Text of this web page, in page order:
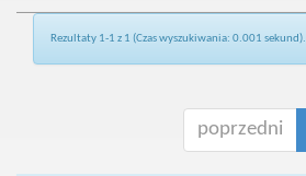
Rezultaty 1-1 z 1 (Czas wyszukiwania: 0.001 sekund).
poprzedni